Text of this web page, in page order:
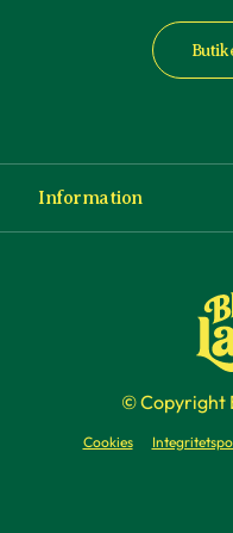
Information
Köp- och
Företag
© Copyright
Cookies